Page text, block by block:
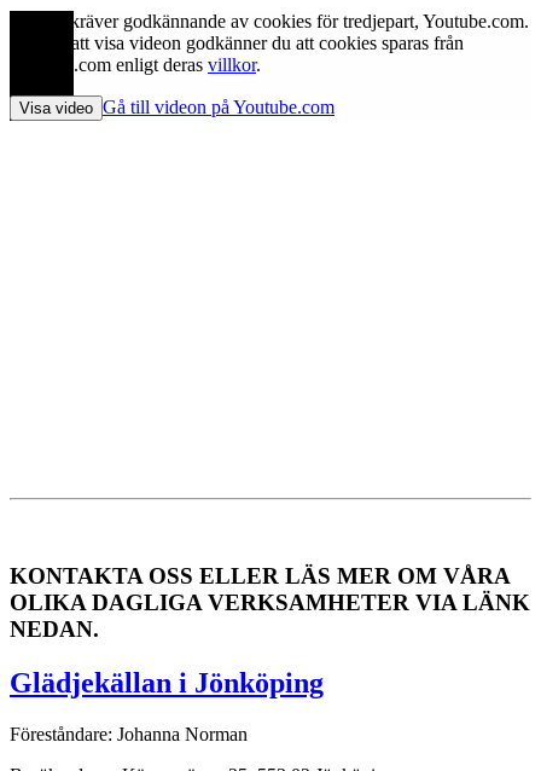
Videon kräver godkännande av cookies för tredjepart, Youtube.com.
Genom att visa videon godkänner du att cookies sparas från
Youtube.com enligt deras villkor.
Visa video Gå till videon på Youtube.com
KONTAKTA OSS ELLER LÄS MER OM VÅRA
OLIKA DAGLIGA VERKSAMHETER VIA LÄNK
NEDAN.
Glädjekällan i Jönköping
Föreståndare: Johanna Norman